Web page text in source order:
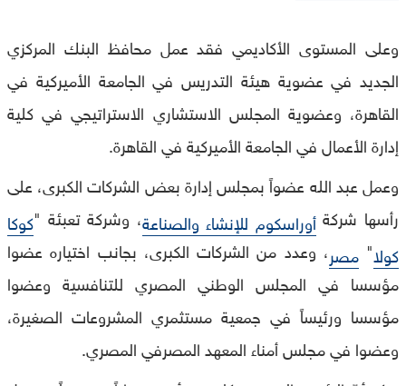
وعلى المستوى الأكاديمي فقد عمل محافظ البنك المركزي
الجديد في عضوية هيئة التدريس في الجامعة الأميركية في
القاهرة، وعضوية المجلس الاستشاري الاستراتيجي في كلية
إدارة الأعمال في الجامعة الأميركية في القاهرة.
وعمل عبد الله عضواً بمجلس إدارة بعض الشركات الكبرى، على
رأسها شركةأوراسكوم للإنشاء والصناعة، وشركة تعبئة "كوكا
كولا" مصر، وعدد من الشركات الكبرى، بجانب اختياره عضوا
مؤسسا في المجلس الوطني المصري للتنافسية وعضوا
مؤسسا ورئيساً في جمعية مستثمري المشروعات الصغيرة،
وعضوا في مجلس أمناء المعهد المصرفي المصري.